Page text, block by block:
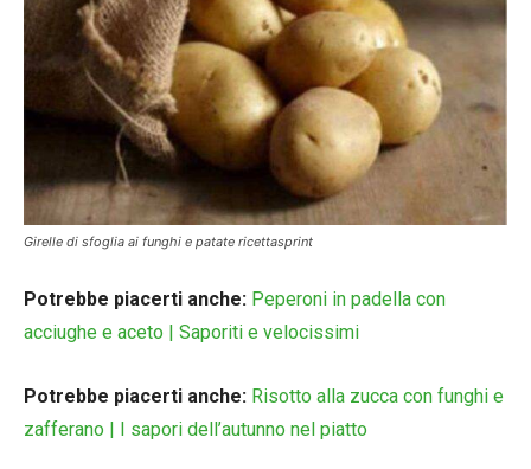
Girelle di sfoglia ai funghi e patate ricettasprint
Potrebbe piacerti anche: Peperoni in padella con
acciughe e aceto | Saporiti e velocissimi
Potrebbe piacerti anche: Risotto alla zucca con funghi e
zafferano | I sapori dell’autunno nel piatto